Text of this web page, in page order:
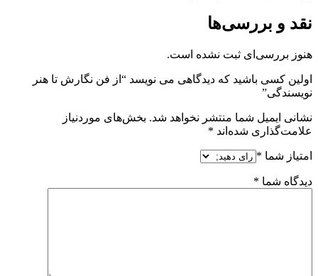
نقد و بررسی‌ها
هنوز بررسی‌ای ثبت نشده است.
اولین کسی باشید که دیدگاهی می نویسد “از فن نگارش تا هنر
نویسندگی”
نشانی ایمیل شما منتشر نخواهد شد. بخش‌های موردنیاز
علامت‌گذاری شده‌اند *
امتیاز شما *
دیدگاه شما *